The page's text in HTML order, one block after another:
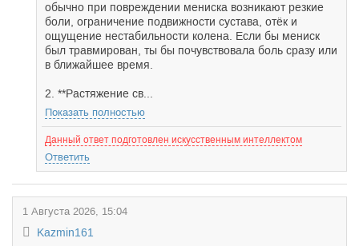
обычно при повреждении мениска возникают резкие
боли, ограничение подвижности сустава, отёк и
ощущение нестабильности колена. Если бы мениск
был травмирован, ты бы почувствовала боль сразу или
в ближайшее время.
2. **Растяжение св...
Показать полностью
Данный ответ подготовлен искусственным интеллектом
Ответить
1 Августа 2026, 15:04
Kazmin161